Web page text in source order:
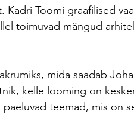
Kadri Toomi graafilised
toimuvad mängud
mida saadab
kelle looming on
paeluvad teemad, mis on